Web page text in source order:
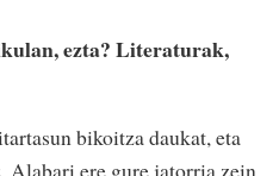
ezta? Literaturak,
bikoitza daukat, eta
Alabari ere gure jatorria zein